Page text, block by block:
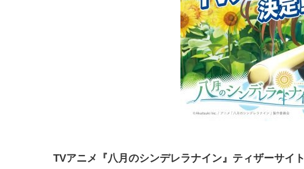
TVアニメ『八月のシンデレラナイン』ティザーサイト